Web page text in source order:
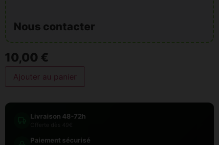
Nous contacter
10,00 €
Ajouter au panier
Livraison 48-72h
Paiement sécurisé